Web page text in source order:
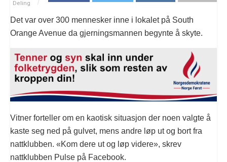
Deling
Det var over 300 mennesker inne i lokalet på South
Orange Avenue da gjerningsmannen begynte å skyte.
Vitner forteller om en kaotisk situasjon der noen valgte å
kaste seg ned på gulvet, mens andre løp ut og bort fra
nattklubben. «Kom dere ut og løp videre», skrev
nattklubben Pulse på Facebook.